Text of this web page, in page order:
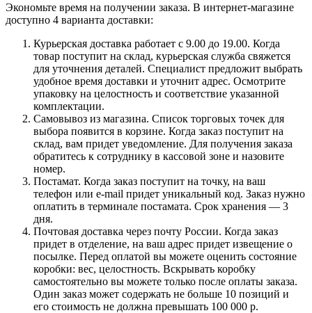
Экономьте время на получении заказа. В интернет-магазине
доступно 4 варианта доставки:
Курьерская доставка работает с 9.00 до 19.00. Когда
товар поступит на склад, курьерская служба свяжется
для уточнения деталей. Специалист предложит выбрать
удобное время доставки и уточнит адрес. Осмотрите
упаковку на целостность и соответствие указанной
комплектации.
Самовывоз из магазина. Список торговых точек для
выбора появится в корзине. Когда заказ поступит на
склад, вам придет уведомление. Для получения заказа
обратитесь к сотруднику в кассовой зоне и назовите
номер.
Постамат. Когда заказ поступит на точку, на ваш
телефон или e-mail придет уникальный код. Заказ нужно
оплатить в терминале постамата. Срок хранения — 3
дня.
Почтовая доставка через почту России. Когда заказ
придет в отделение, на ваш адрес придет извещение о
посылке. Перед оплатой вы можете оценить состояние
коробки: вес, целостность. Вскрывать коробку
самостоятельно вы можете только после оплаты заказа.
Один заказ может содержать не больше 10 позиций и
его стоимость не должна превышать 100 000 р.